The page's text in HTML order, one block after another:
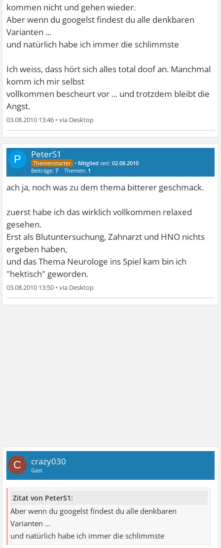
kommen nicht und gehen wieder.
Aber wenn du googelst findest du alle denkbaren
Varianten ...
und natürlich habe ich immer die schlimmste
Ich weiss, dass hört sich alles total doof an. Manchmal
komm ich mir selbst
vollkommen bescheurt vor ... und trotzdem bleibt die
Angst.
03.08.2010 13:46 •
P PeterS1
• Mitglied seit:02.08.2010
Beiträge:7 Themen: 1
ach ja, noch was zu dem thema bitterer geschmack.
zuerst habe ich das wirklich vollkommen relaxed
gesehen.
Erst als Blutuntersuchung, Zahnarzt und HNO nichts
ergeben haben,
und das Thema Neurologe ins Spiel kam bin ich
"hektisch" geworden.
03.08.2010 13:50 •
C crazy030
Gast
Zitat von PeterS1:
Aber wenn du googelst findest du alle denkbaren
Varianten ...
und natürlich habe ich immer die schlimmste